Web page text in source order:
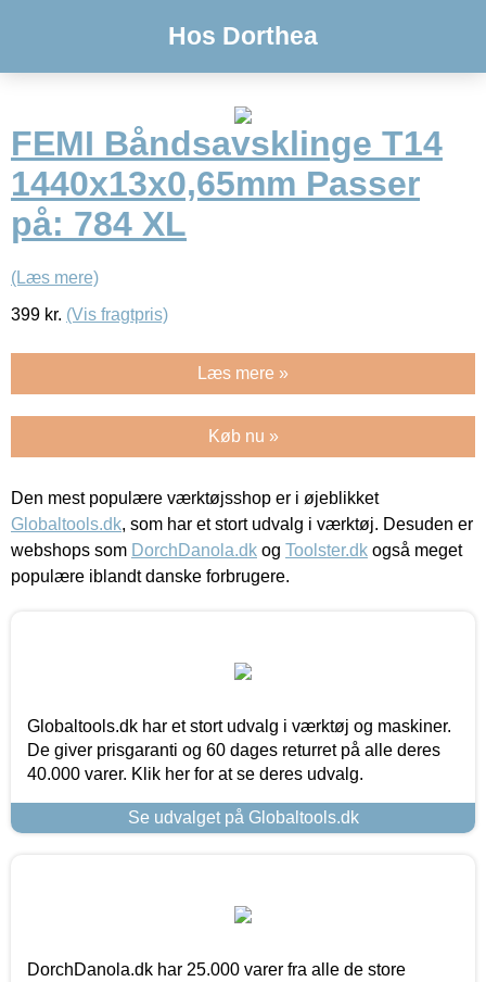
Hos Dorthea
FEMI Båndsavsklinge T14
1440x13x0,65mm Passer
på: 784 XL
(Læs mere)
399 kr. (Vis fragtpris)
Læs mere »
Køb nu »
Den mest populære værktøjsshop er i øjeblikket
Globaltools.dk, som har et stort udvalg i værktøj. Desuden er
webshops som DorchDanola.dk og Toolster.dk også meget
populære iblandt danske forbrugere.
Globaltools.dk har et stort udvalg i værktøj og maskiner.
De giver prisgaranti og 60 dages returret på alle deres
40.000 varer. Klik her for at se deres udvalg.
Se udvalget på Globaltools.dk
DorchDanola.dk har 25.000 varer fra alle de store